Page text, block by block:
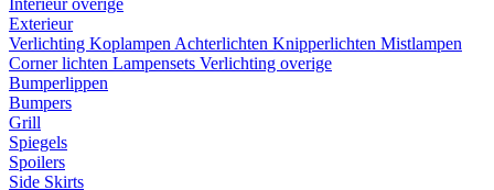
Interieur overige
Exterieur
Verlichting Koplampen Achterlichten Knipperlichten Mistlampen
Corner lichten Lampensets Verlichting overige
Bumperlippen
Bumpers
Grill
Spiegels
Spoilers
Side Skirts